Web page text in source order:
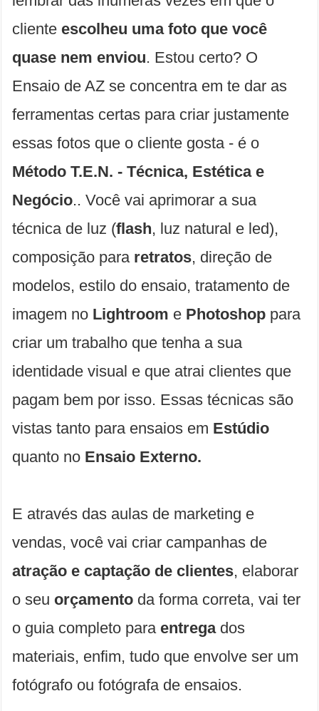
cliente escolheu uma foto que você
quase nem enviou. Estou certo? O
Ensaio de AZ se concentra em te dar as
ferramentas certas para criar justamente
essas fotos que o cliente gosta - é o
Método T.E.N. - Técnica, Estética e
Negócio.. Você vai aprimorar a sua
técnica de luz (flash, luz natural e led),
composição para retratos, direção de
modelos, estilo do ensaio, tratamento de
imagem no Lightroom e Photoshop para
criar um trabalho que tenha a sua
identidade visual e que atrai clientes que
pagam bem por isso. Essas técnicas são
vistas tanto para ensaios em Estúdio
quanto no Ensaio Externo.
E através das aulas de marketing e
vendas, você vai criar campanhas de
atração e captação de clientes, elaborar
o seu orçamento da forma correta, vai ter
o guia completo para entregados
materiais, enfim, tudo que envolve ser um
fotógrafo ou fotógrafa de ensaios.